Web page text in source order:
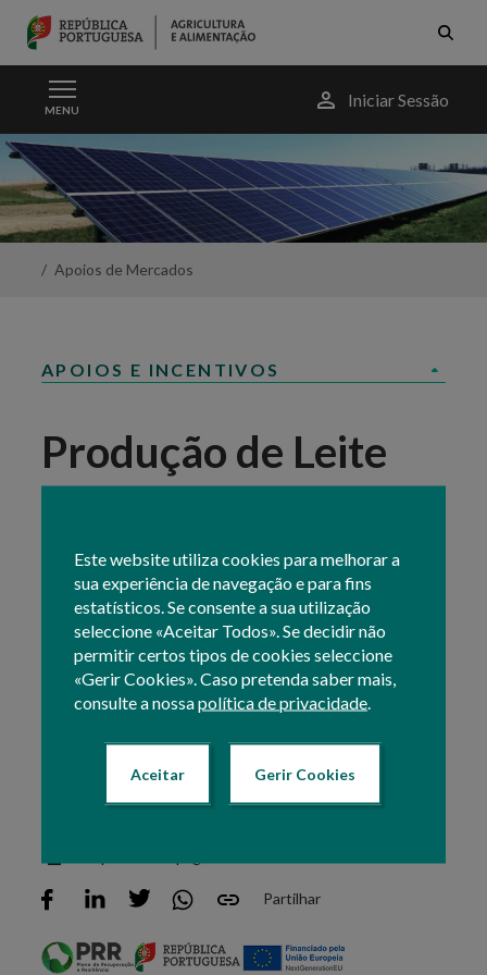
Skip to Main Content
MENU
MenuIniciar Sessão
Produção
Leite
-
Portal
Agricultura
Este website utiliza cookies para melhorar a
sua experiência de navegação e para fins
estatísticos. Se consente a sua utilização
seleccione «Aceitar Todos». Se decidir não
permitir certos tipos de cookies seleccione
«Gerir Cookies». Caso pretenda saber mais,
consulte a nossapolítica de privacidade
Aceitar Gerir Cookies
Apoios de Mercados
APOIOS E INCENTIVOS
Produção de Leite
Redução da Produção de Leite de Vaca
Leite Cru de vaca
Para assuntos relacionados com estes temas,
Texto atualizado em: 03 Maio 2021 12:19
Partilhar